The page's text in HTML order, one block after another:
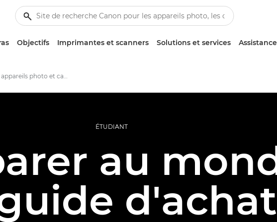
Objectifs Imprimantes et scanners Solutions et services
Meilleurs appareils photo et caméras vidéo pour les étudiants en photographie
ÉTUDIANT
au